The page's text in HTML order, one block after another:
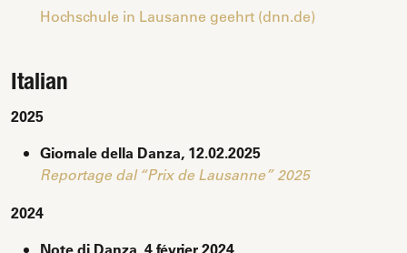
Hochschule in Lausanne geehrt (dnn.de)
Italian
2025
Giornale della Danza, 12.02.2025
Reportage dal “Prix de Lausanne” 2025
2024
Note di Danza, 4 février 2024